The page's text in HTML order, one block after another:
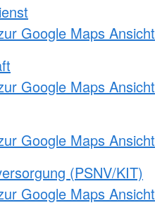
Google Maps Ansicht
Google Maps Ansicht
Google Maps Ansicht
(PSNV/KIT)
Google Maps Ansicht